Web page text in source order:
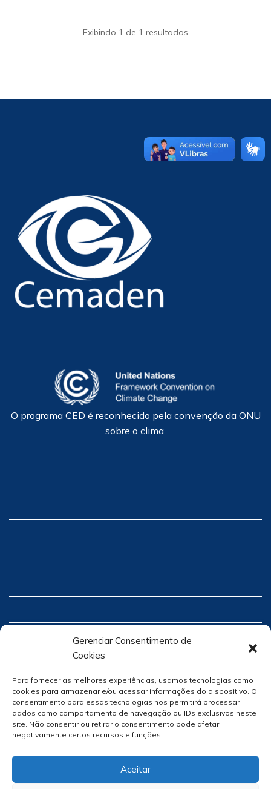
Gerenciar Consentimento de
Cookies
Para fornecer as melhores experiências, usamos tecnologias como
cookies para armazenar e/ou acessar informações do dispositivo. O
consentimento para essas tecnologias nos permitirá processar
dados como comportamento de navegação ou IDs exclusivos neste
site. Não consentir ou retirar o consentimento pode afetar
negativamente certos recursos e funções.
Aceitar
Exibindo 1 de 1 resultados
O programa CED é reconhecido pela convenção da ONU
sobre o clima.